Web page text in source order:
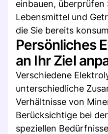
einbauen, überprüfen
Lebensmittel und
die Sie bereits
Persönliches
an Ihr Ziel
Verschiedene
unterschiedliche
Verhältnisse von
Berücksichtige bei
speziellen